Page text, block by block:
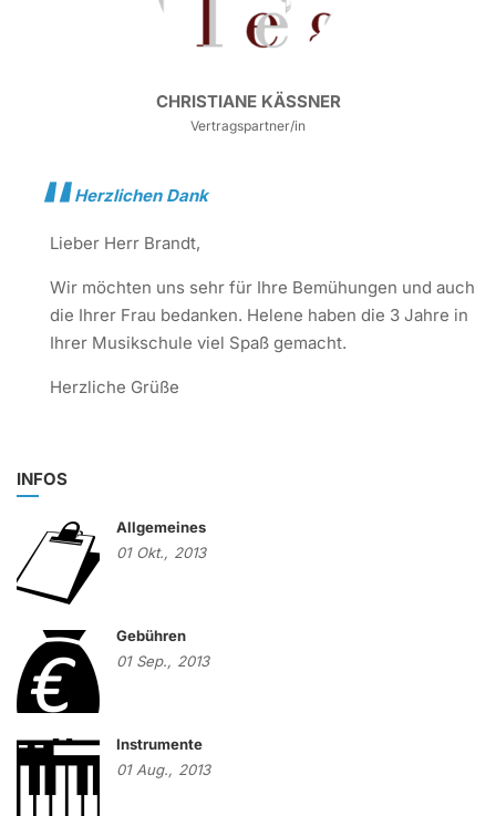
CHRISTIANE KÄSSNER
Vertragspartner/in
Herzlichen Dank
Lieber Herr Brandt,
Wir möchten uns sehr für Ihre Bemühungen und auch
die Ihrer Frau bedanken. Helene haben die 3 Jahre in
Ihrer Musikschule viel Spaß gemacht.
Herzliche Grüße
INFOS
Allgemeines
01 Okt., 2013
Gebühren
01 Sep., 2013
Instrumente
01 Aug., 2013